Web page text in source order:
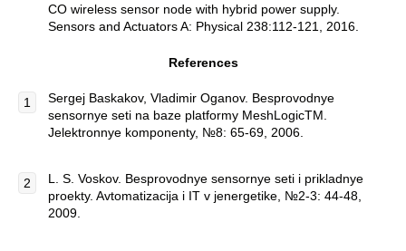
CO wireless sensor node with hybrid power supply.
Sensors and Actuators A: Physical 238:112-121, 2016.
References
Sergej Baskakov, Vladimir Oganov. Besprovodnye
sensornye seti na baze platformy MeshLogicTM.
Jelektronnye komponenty, №8: 65-69, 2006.
L. S. Voskov. Besprovodnye sensornye seti i prikladnye
proekty. Avtomatizacija i IT v jenergetike, №2-3: 44-48,
2009.